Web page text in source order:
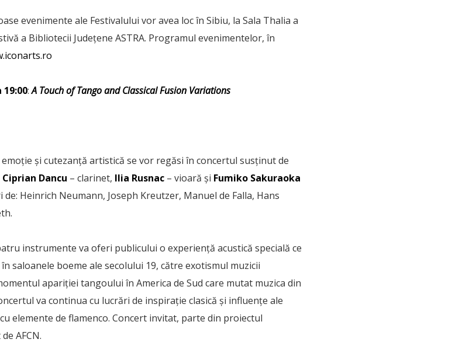
evenimente ale Festivalului vor avea loc în Sibiu, la Sala Thalia a
a Bibliotecii Județene ASTRA. Programul evenimentelor, în
:A Touch of Tango and Classical Fusion Variations
și cutezanță artistică se vor regăsi în concertul susținut de
Ciprian Dancu – clarinet, Ilia Rusnac – vioară și Fumiko Sakuraoka
de: Heinrich Neumann, Joseph Kreutzer, Manuel de Falla, Hans
instrumente va oferi publicului o experiență acustică specială ce
saloanele boeme ale secolului 19, către exotismul muzicii
apariției tangoului în America de Sud care mutat muzica din
va continua cu lucrări de inspirație clasică și influențe ale
elemente de flamenco. Concert invitat, parte din proiectul
AFCN.